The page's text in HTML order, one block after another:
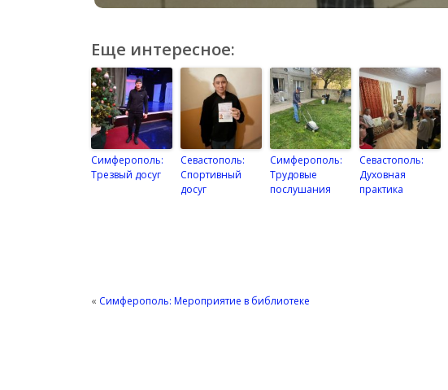
Еще интересное:
Симферополь:
Трезвый досуг
Севастополь:
Спортивный
досуг
Симферополь:
Трудовые
послушания
Севастополь:
Духовная
практика
« Симферополь: Мероприятие в библиотеке